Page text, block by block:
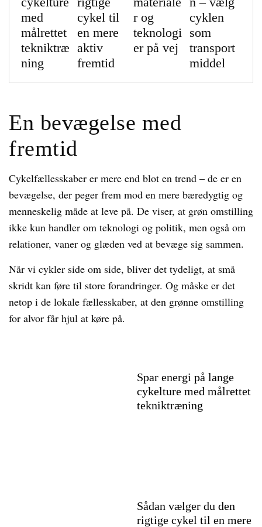
med
målrettet
tekniktræ
ning
cykel til
en mere
aktiv
fremtid
r og
teknologi
er på vej
cyklen
som
transport
middel
En bevægelse med
fremtid
Cykelfællesskaber er mere end blot en trend – de er en
bevægelse, der peger frem mod en mere bæredygtig og
menneskelig måde at leve på. De viser, at grøn omstilling
ikke kun handler om teknologi og politik, men også om
relationer, vaner og glæden ved at bevæge sig sammen.
Når vi cykler side om side, bliver det tydeligt, at små
skridt kan føre til store forandringer. Og måske er det
netop i de lokale fællesskaber, at den grønne omstilling
for alvor får hjul at køre på.
Spar energi på lange
cykelture med målrettet
tekniktræning
Sådan vælger du den
rigtige cykel til en mere